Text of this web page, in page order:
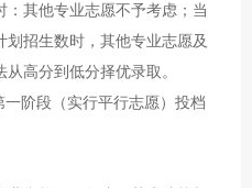
其他专业志愿不予考虑；当
招生数时，其他专业志愿及
高分到低分择优录取。
阶段（实行平行志愿）投档